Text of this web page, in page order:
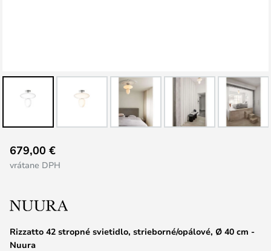
na
začiatok
obrázkov
Rizzatto 42 stropné svietidlo, strieborné/opálové, Ø 40 cm -
Nuura
679,00 €
vrátane DPH